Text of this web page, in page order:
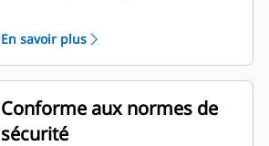
avec plus de 50 000 unités vendues au
cours des 40 dernières années.
Compatible avec différentes classes
de machines, elle peut être utilisée
sur pas moins de 700 machines
différentes, de marque Cat ou autre.
En savoir plus
Conforme aux normes de
sécurité